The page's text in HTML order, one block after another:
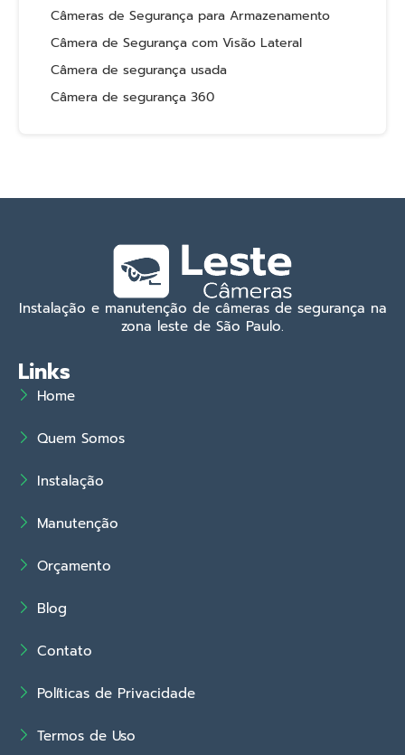
Câmeras de Segurança para Armazenamento
Câmera de Segurança com Visão Lateral
Câmera de segurança usada
Câmera de segurança 360
Instalação e manutenção de câmeras de segurança na
zona leste de São Paulo.
Links
Home
Quem Somos
Instalação
Manutenção
Orçamento
Blog
Contato
Políticas de Privacidade
Termos de Uso